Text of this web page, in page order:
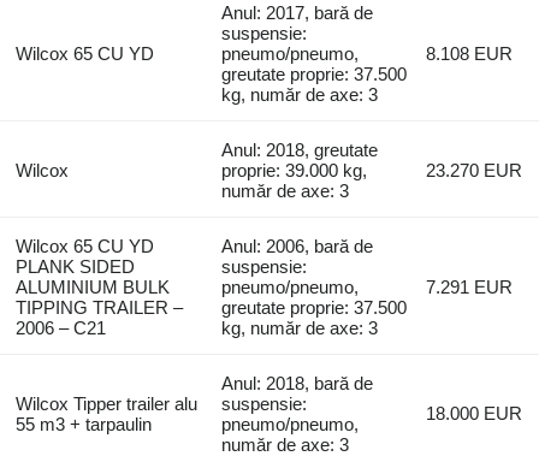
Wilcox 65 CU YD
Anul: 2017, bară de
suspensie:
pneumo/pneumo,
greutate proprie: 37.500
kg, număr de axe: 3
8.108 EUR
Wilcox
Anul: 2018, greutate
proprie: 39.000 kg,
număr de axe: 3
23.270 EUR
Wilcox 65 CU YD
PLANK SIDED
ALUMINIUM BULK
TIPPING TRAILER –
2006 – C21
Anul: 2006, bară de
suspensie:
pneumo/pneumo,
greutate proprie: 37.500
kg, număr de axe: 3
7.291 EUR
Wilcox Tipper trailer alu
55 m3 + tarpaulin
Anul: 2018, bară de
suspensie:
pneumo/pneumo,
număr de axe: 3
18.000 EUR